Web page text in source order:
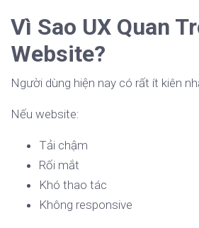
Vì Sao UX Quan
Website?
Người dùng hiện nay có rất ít kiên
Nếu website:
Tải chậm
Rối mắt
Khó thao tác
Không responsive